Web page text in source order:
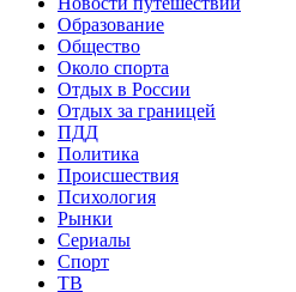
Образование
Общество
Около спорта
Отдых в России
Отдых за границей
ПДД
Политика
Происшествия
Психология
Рынки
Сериалы
Спорт
ТВ